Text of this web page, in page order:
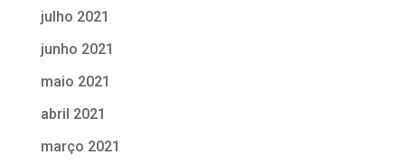
julho 2021
junho 2021
maio 2021
abril 2021
março 2021